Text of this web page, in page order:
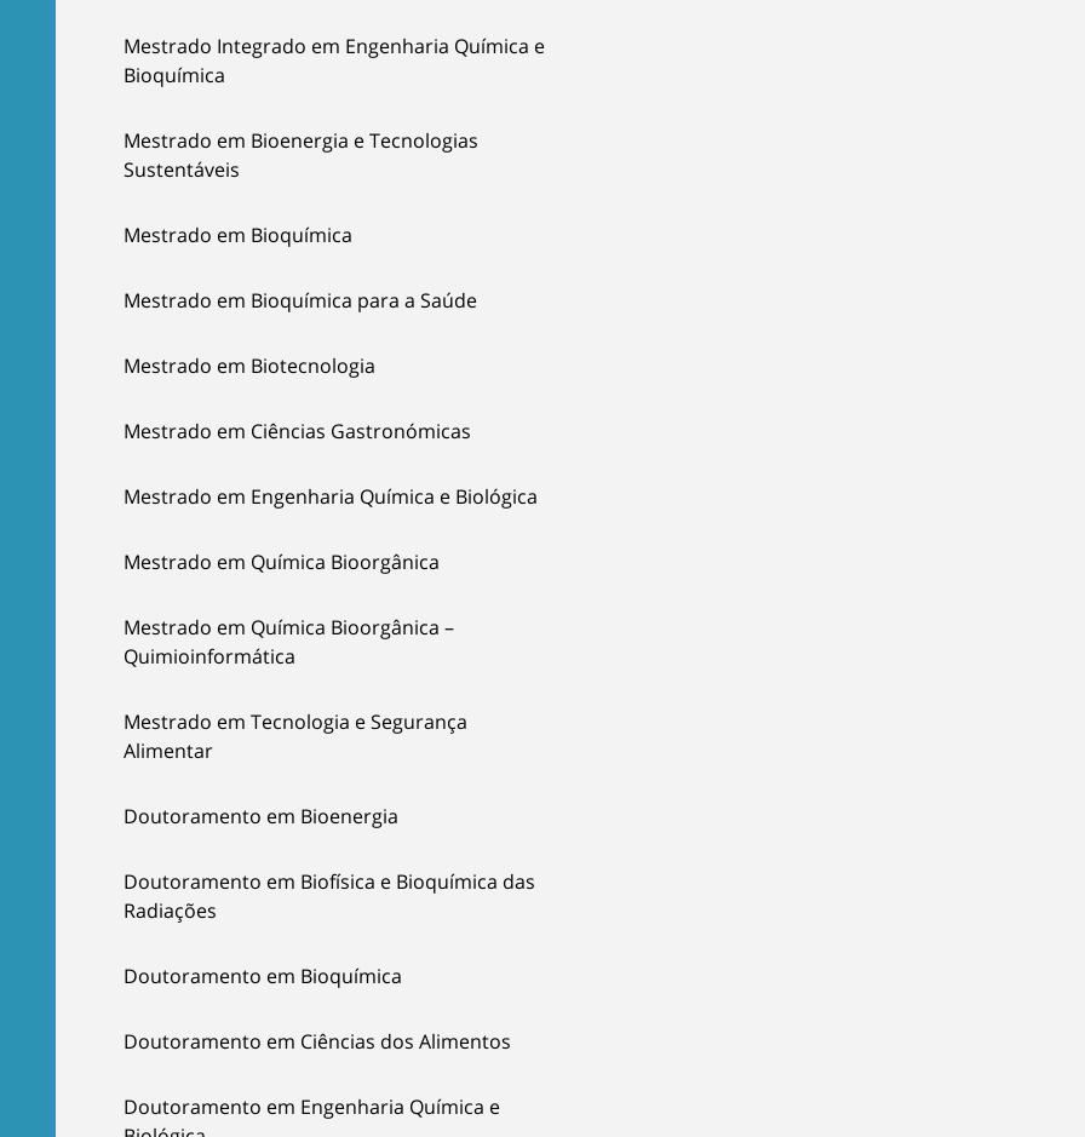
Mestrado Integrado em Engenharia Química e
Bioquímica
Mestrado em Bioenergia e Tecnologias
Sustentáveis
Mestrado em Bioquímica
Mestrado em Bioquímica para a Saúde
Mestrado em Biotecnologia
Mestrado em Ciências Gastronómicas
Mestrado em Engenharia Química e Biológica
Mestrado em Química Bioorgânica
Mestrado em Química Bioorgânica –
Quimioinformática
Mestrado em Tecnologia e Segurança
Alimentar
Doutoramento em Bioenergia
Doutoramento em Biofísica e Bioquímica das
Radiações
Doutoramento em Bioquímica
Doutoramento em Ciências dos Alimentos
Doutoramento em Engenharia Química e